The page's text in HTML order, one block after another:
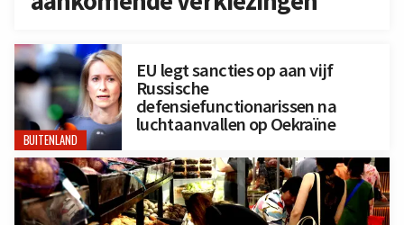
BUITENLAND
EU legt sancties op aan vijf
Russische
defensiefunctionarissen na
luchtaanvallen op Oekraïne